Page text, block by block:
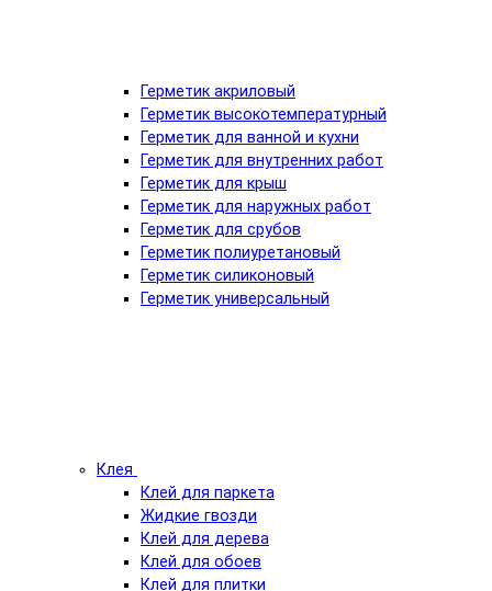
Герметик акриловый
Герметик высокотемпературный
Герметик для ванной и кухни
Герметик для внутренних работ
Герметик для крыш
Герметик для наружных работ
Герметик для срубов
Герметик полиуретановый
Герметик силиконовый
Герметик универсальный
Клея
Клей для паркета
Жидкие гвозди
Клей для дерева
Клей для обоев
Клей для плитки